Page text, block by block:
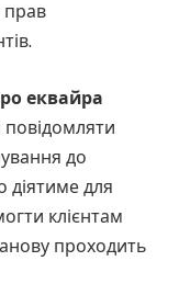
прав
еквайра
повідомляти
до
діятиме для
клієнтам
проходить